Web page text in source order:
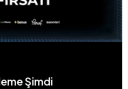
Şimdi